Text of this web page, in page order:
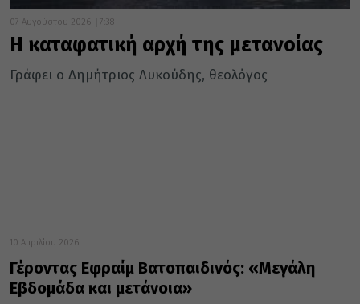
07 Αυγούστου 2026 7:38
Η καταφατική αρχή της μετανοίας
Γράφει ο Δημήτριος Λυκούδης, θεολόγος
10 Απριλίου 2026
Γέροντας Εφραίμ Βατοπαιδινός: «Μεγάλη
Εβδομάδα και μετάνοια»